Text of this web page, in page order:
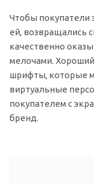
Чтобы покупатели
ей, возвращались
качественно
мелочами.
шрифты, которые
виртуальные
покупателем с
бренд.